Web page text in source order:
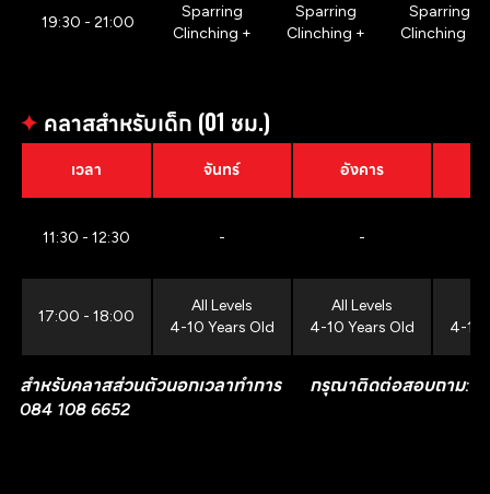
19:30 - 21:00
Sparring
Clinching +
Sparring
Clinching +
Sparring
Clinching +
✦ คลาสสำหรับเด็ก (01 ชม.)
เวลา จันทร์ อังคาร
11:30 - 12:30 - -
17:00 - 18:00
All Levels
4-10 Years Old
All Levels
4-10 Years Old
4-10
สำหรับคลาสส่วนตัวนอกเวลาทำการ กรุณาติดต่อสอบถาม:
084 108 6652